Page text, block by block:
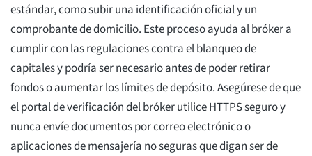
estándar, como subir una identificación oficial y un
comprobante de domicilio. Este proceso ayuda al bróker a
cumplir con las regulaciones contra el blanqueo de
capitales y podría ser necesario antes de poder retirar
fondos o aumentar los límites de depósito. Asegúrese de que
el portal de verificación del bróker utilice HTTPS seguro y
nunca envíe documentos por correo electrónico o
aplicaciones de mensajería no seguras que digan ser de